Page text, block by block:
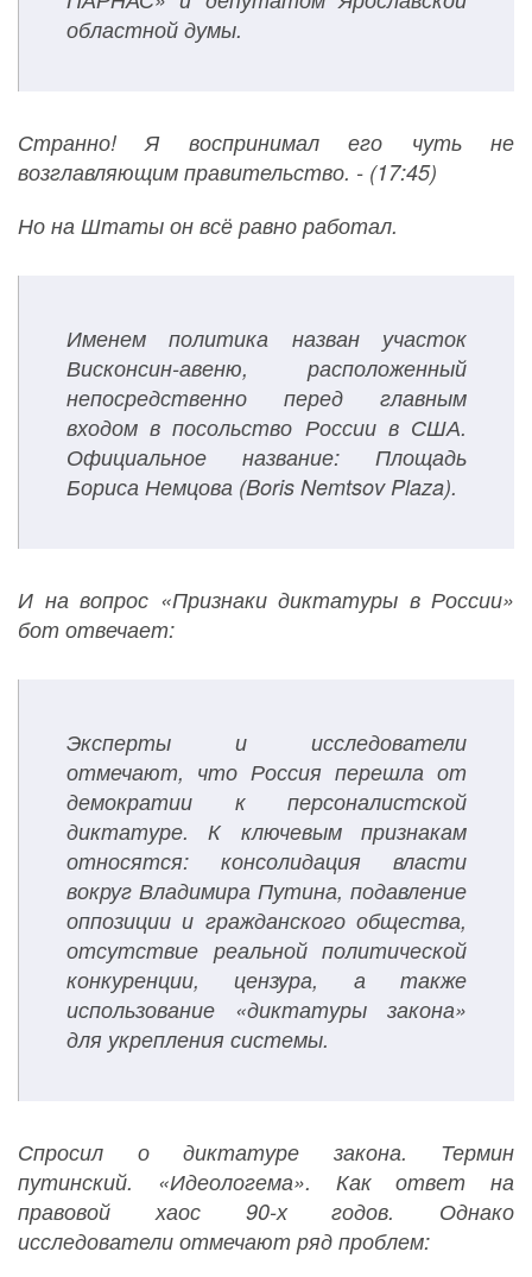
областной думы.
Странно! Я воспринимал его чуть не
возглавляющим правительство. - (17:45)
Но на Штаты он всё равно работал.
Именем политика назван участок
Висконсин-авеню, расположенный
непосредственно перед главным
входом в посольство России в США.
Официальное название: Площадь
Бориса Немцова (Boris Nemtsov Plaza).
И на вопрос «Признаки диктатуры в России»
бот отвечает:
Эксперты и исследователи
отмечают, что Россия перешла от
демократии к персоналистской
диктатуре. К ключевым признакам
относятся: консолидация власти
вокруг Владимира Путина, подавление
оппозиции и гражданского общества,
отсутствие реальной политической
конкуренции, цензура, а также
использование «диктатуры закона»
для укрепления системы.
Спросил о диктатуре закона. Термин
путинский. «Идеологема». Как ответ на
правовой хаос 90-х годов. Однако
исследователи отмечают ряд проблем: